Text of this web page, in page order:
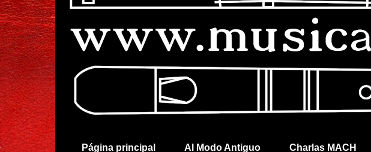
Página principal Al Modo Antiguo Charlas MACH